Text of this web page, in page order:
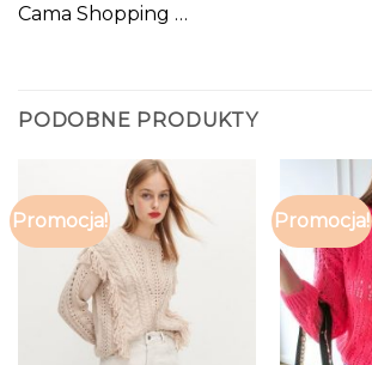
Cama Shopping …
PODOBNE PRODUKTY
Promocja! Promocja!